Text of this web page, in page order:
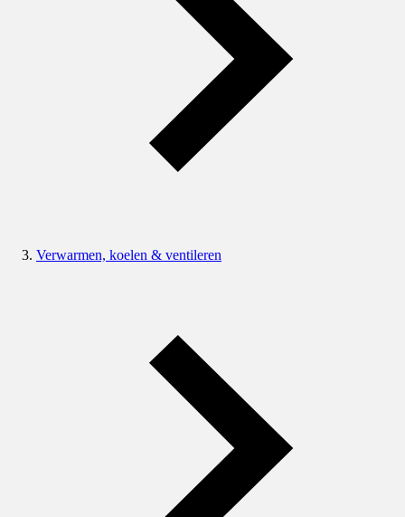
Verwarmen, koelen & ventileren